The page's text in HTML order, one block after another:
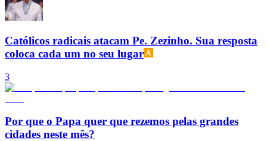
Católicos radicais atacam Pe. Zezinho. Sua resposta
coloca cada um no seu lugar
3
Por que o Papa quer que rezemos pelas grandes
cidades neste mês?